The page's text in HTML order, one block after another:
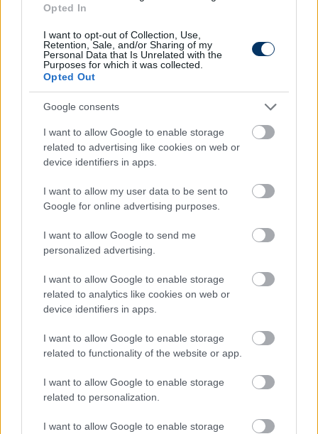
Opted In
I want to opt-out of Collection, Use,
Retention, Sale, and/or Sharing of my
Personal Data that Is Unrelated with the
Purposes for which it was collected.
Opted Out
Google consents
I want to allow Google to enable storage
related to advertising like cookies on web or
device identifiers in apps.
I want to allow my user data to be sent to
Google for online advertising purposes.
I want to allow Google to send me
personalized advertising.
I want to allow Google to enable storage
related to analytics like cookies on web or
device identifiers in apps.
I want to allow Google to enable storage
related to functionality of the website or app.
I want to allow Google to enable storage
related to personalization.
I want to allow Google to enable storage
Olvastad már?